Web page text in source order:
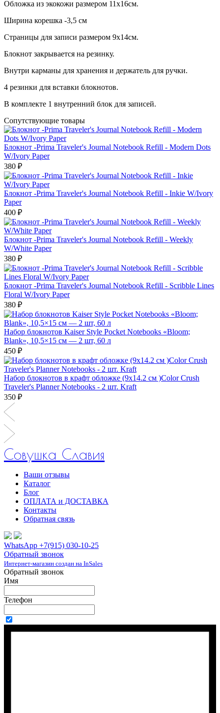
Обложка из экокожи размером 11х16см.
Ширина корешка -3,5 см
Cтраницы для записи размером 9х14см.
Блокнот закрывается на резинку.
Внутри карманы для хранения и держатель для ручки.
4 резинки для вставки блокнотов.
В комплекте 1 внутренний блок для записей.
Сопутствующие товары
Блокнот -Prima Traveler's Journal Notebook Refill - Modern Dots
W/Ivory Paper
380 ₽
Блокнот -Prima Traveler's Journal Notebook Refill - Inkie W/Ivory
Paper
400 ₽
Блокнот -Prima Traveler's Journal Notebook Refill - Weekly
W/White Paper
380 ₽
Блокнот -Prima Traveler's Journal Notebook Refill - Scribble Lines
Floral W/Ivory Paper
380 ₽
Набор блокнотов Kaiser Style Pocket Notebooks «Bloom;
Blank», 10,5×15 см — 2 шт, 60 л
450 ₽
Набор блокнотов в крафт обложке (9х14.2 см )Color Crush
Traveler's Planner Notebooks - 2 шт. Kraft
350 ₽
Совушка Славия
Ваши отзывы
Каталог
Блог
ОПЛАТА и ДОСТАВКА
Контакты
Обратная связь
WhatsApp +7(915) 030-10-25
Обратный звонок
Интернет-магазин создан на InSales
Обратный звонок
Имя
Телефон